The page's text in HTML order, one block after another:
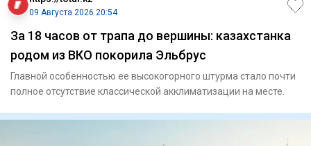
09 Августа 2026 20:54
За 18 часов от трапа до вершины: казахстанка
родом из ВКО покорила Эльбрус
Главной особенностью ее высокогорного штурма стало почти
полное отсутствие классической акклиматизации на месте.